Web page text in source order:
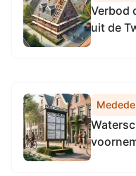
Verbod
uit de